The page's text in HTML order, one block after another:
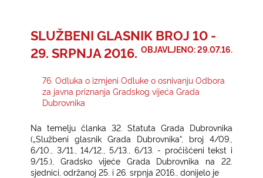
E-USLUGE
SLUŽBENI GLASNIK BROJ 10 -
29. SRPNJA 2016. OBJAVLJENO: 29.07.16.
76. Odluka o izmjeni Odluke o osnivanju Odbora
za javna priznanja Gradskog vijeća Grada
Dubrovnika
Na temelju članka 32. Statuta Grada Dubrovnika
(„Službeni glasnik Grada Dubrovnika“, broj 4/09.,
6/10., 3/11., 14/12., 5/13., 6/13. - pročišćeni tekst i
9/15.),Gradsko vijeće Grada Dubrovnika na 22.
sjednici, održanoj 25. i 26. srpnja 2016., donijelo je